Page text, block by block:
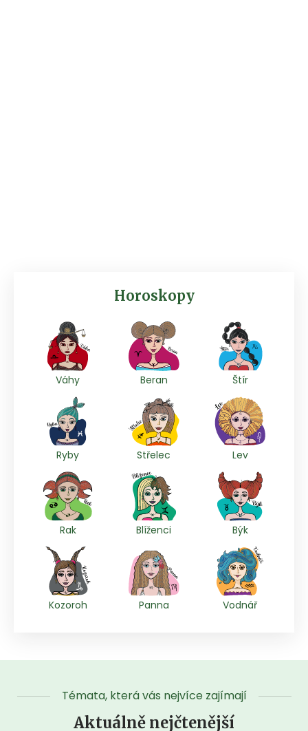
Horoskopy
Váhy Beran Štír
Ryby Střelec Lev
Rak Blíženci Býk
Kozoroh Panna Vodnář
Témata, která vás nejvíce zajímají
Aktuálně nejčtenější